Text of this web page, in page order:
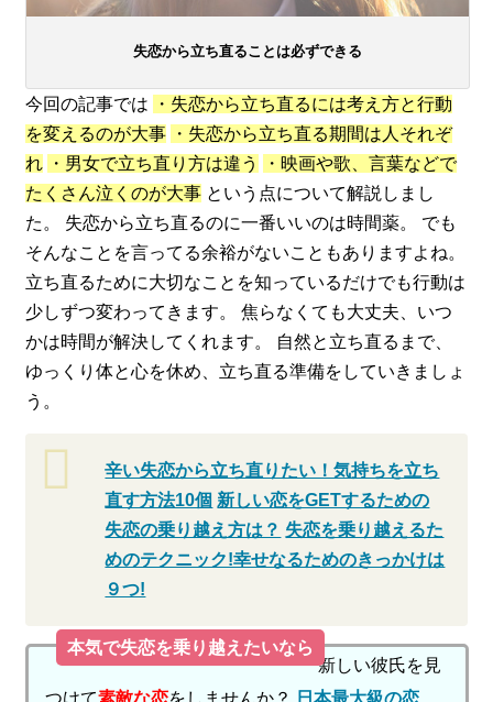
失恋から立ち直ることは必ずできる
今回の記事では
・失恋から立ち直るには考え方と行動
を変えるのが大事
・失恋から立ち直る期間は人それぞ
れ
・男女で立ち直り方は違う
・映画や歌、言葉などで
たくさん泣くのが大事 という点について解説しまし
た。 失恋から立ち直るのに一番いいのは時間薬。 でも
そんなことを言ってる余裕がないこともありますよね。
立ち直るために大切なことを知っているだけでも行動は
少しずつ変わってきます。 焦らなくても大丈夫、いつ
かは時間が解決してくれます。 自然と立ち直るまで、
ゆっくり体と心を休め、立ち直る準備をしていきましょ
う。
辛い失恋から立ち直りたい！気持ちを立ち
直す方法10個 新しい恋をGETするための
失恋の乗り越え方は？ 失恋を乗り越えるた
めのテクニック!幸せなるためのきっかけは
９つ!
本気で失恋を乗り越えたいなら
新しい彼氏を見
つけて素敵な恋をしませんか？ 日本最大級の恋